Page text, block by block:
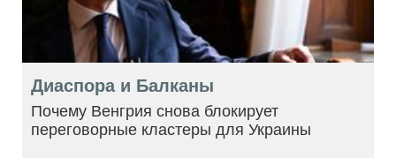
Диаспора и Балканы
Почему Венгрия снова блокирует
переговорные кластеры для Украины